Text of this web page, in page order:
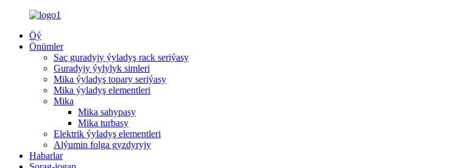
Öý
Önümler
Saç guradyjy ýyladyş rack seriýasy
Guradyjy ýylylyk simleri
Mika ýyladyş topary seriýasy
Mika ýyladyş elementleri
Mika
Mika sahypasy
Mika turbasy
Elektrik ýyladyş elementleri
Alýumin folga gyzdyryjy
Habarlar